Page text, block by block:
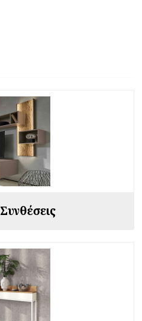
Συνθέσεις